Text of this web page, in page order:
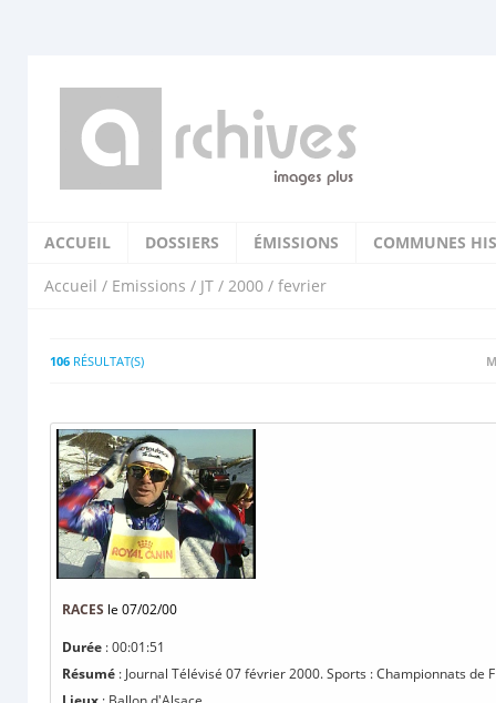
ACCUEIL DOSSIERS ÉMISSIONS COMMUNES
Accueil / Emissions / JT / 2000 / fevrier
106 RÉSULTAT(S)
RACES le 07/02/00
Durée : 00:01:51
Résumé : Journal Télévisé 07 février 2000. Sports : Championnats